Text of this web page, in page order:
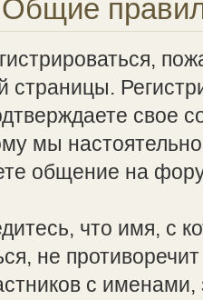
страницы.
свое
мы
общение на
что имя, с
не
с